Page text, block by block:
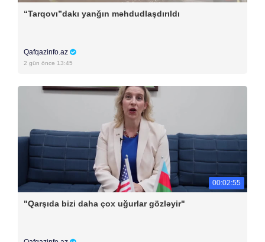
“Tarqovı”dakı yanğın məhdudlaşdırıldı
Qafqazinfo.az
2 gün öncə 13:45
00:02:55
"Qarşıda bizi daha çox uğurlar gözləyir"